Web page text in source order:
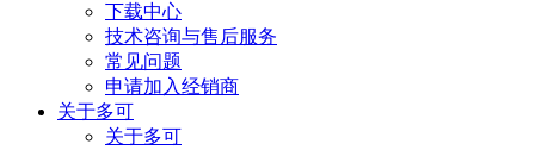
下载中心
技术咨询与售后服务
常见问题
申请加入经销商
关于多可
关于多可